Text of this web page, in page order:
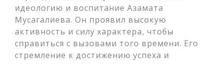
идеологию и воспитание Азамата
Мусагалиева. Он проявил высокую
активность и силу характера, чтобы
справиться с вызовами того времени. Его
стремление к достижению успеха и